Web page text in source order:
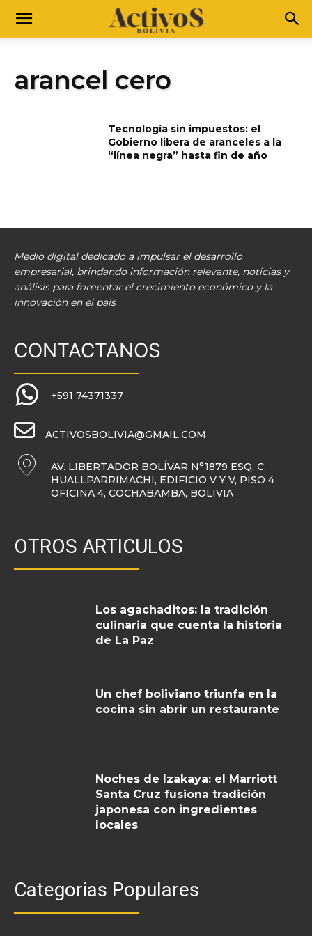
arancel cero
Tecnología sin impuestos: el
Gobierno libera de aranceles a la
“línea negra” hasta fin de año
Medio digital dedicado a impulsar el desarrollo
empresarial, brindando información relevante, noticias y
análisis para fomentar el crecimiento económico y la
innovación en el país
CONTACTANOS
+591 74371337
ACTIVOSBOLIVIA@GMAIL.COM
AV. LIBERTADOR BOLÍVAR N°1879 ESQ. C.
HUALLPARRIMACHI, EDIFICIO V Y V, PISO 4
OFICINA 4, COCHABAMBA, BOLIVIA
OTROS ARTICULOS
Los agachaditos: la tradición
culinaria que cuenta la historia
de La Paz
Un chef boliviano triunfa en la
cocina sin abrir un restaurante
Noches de Izakaya: el Marriott
Santa Cruz fusiona tradición
japonesa con ingredientes
locales
Categorias Populares